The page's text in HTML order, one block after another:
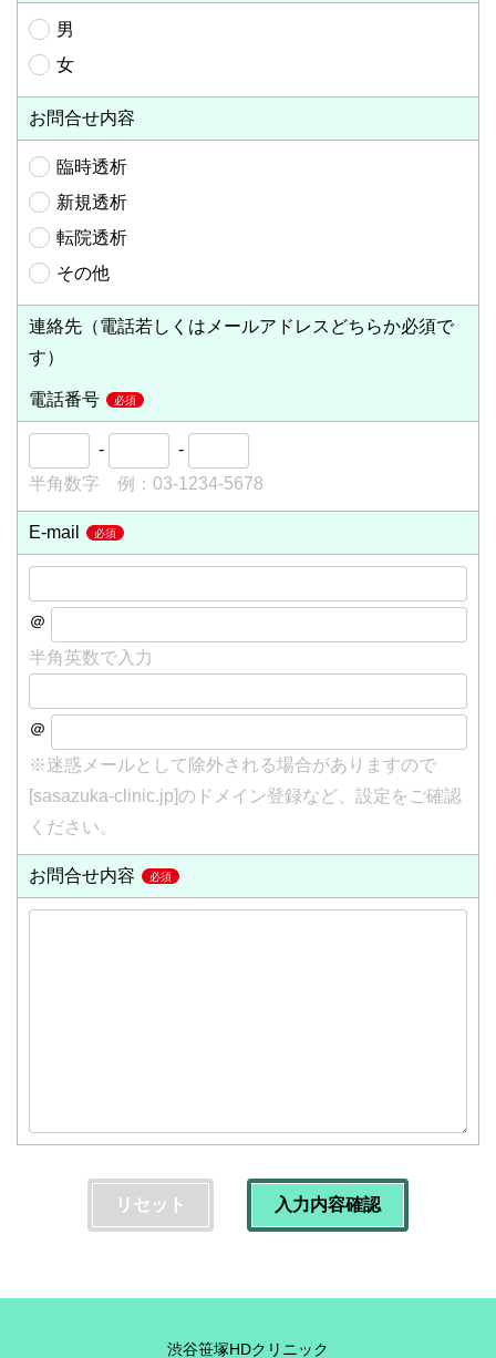
男
女
お問合せ内容
臨時透析
新規透析
転院透析
その他
連絡先（電話若しくはメールアドレスどちらか必須で
す）
電話番号
-
-
半角数字 例：03-1234-5678
E-mail
＠
半角英数で入力
＠
※迷惑メールとして除外される場合がありますので
[sasazuka-clinic.jp]のドメイン登録など、設定をご確認
ください。
お問合せ内容
リセット 入力内容確認
渋谷笹塚HDクリニック